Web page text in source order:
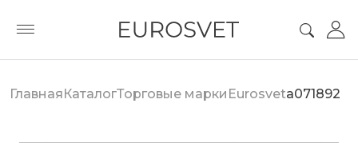
ГлавнаяКаталогТорговые марки Eurosveta071892